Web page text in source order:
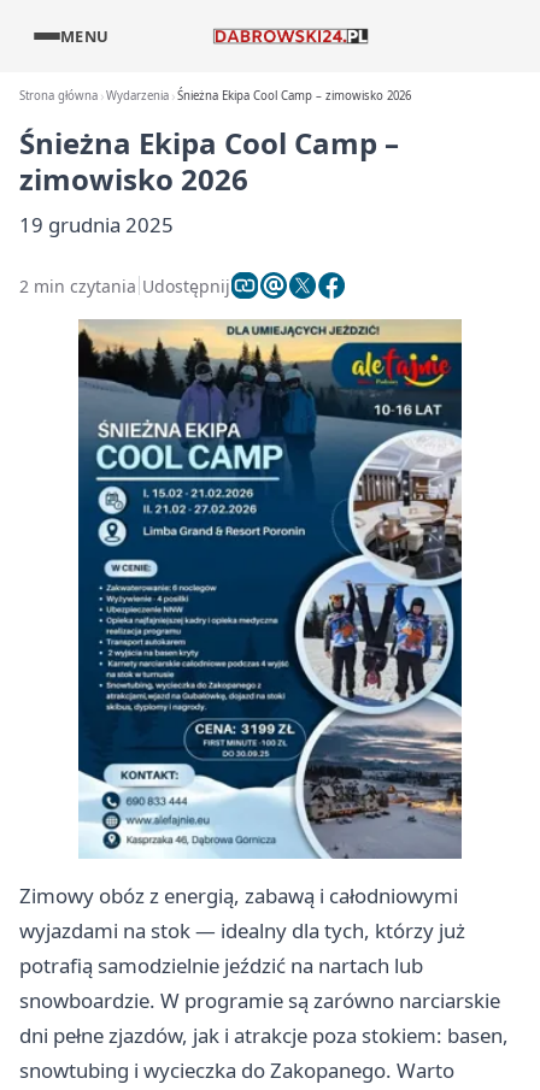
MENU
Strona główna Wydarzenia Śnieżna Ekipa Cool Camp – zimowisko 2026
Śnieżna Ekipa Cool Camp –
zimowisko 2026
19 grudnia 2025
2 min czytania Udostępnij
Zimowy obóz z energią, zabawą i całodniowymi
wyjazdami na stok — idealny dla tych, którzy już
potrafią samodzielnie jeździć na nartach lub
snowboardzie. W programie są zarówno narciarskie
dni pełne zjazdów, jak i atrakcje poza stokiem: basen,
snowtubing i wycieczka do Zakopanego. Warto